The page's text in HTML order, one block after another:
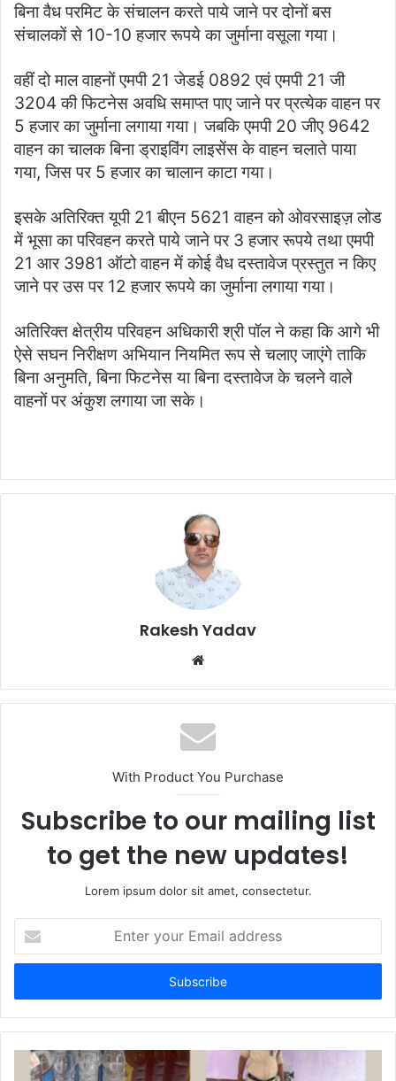
बिना वैध परमिट के संचालन करते पाये जाने पर दोनों बस
संचालकों से 10-10 हजार रूपये का जुर्माना वसूला गया।
वहीं दो माल वाहनों एमपी 21 जेडई 0892 एवं एमपी 21 जी
3204 की फिटनेस अवधि समाप्त पाए जाने पर प्रत्येक वाहन पर
5 हजार का जुर्माना लगाया गया। जबकि एमपी 20 जीए 9642
वाहन का चालक बिना ड्राइविंग लाइसेंस के वाहन चलाते पाया
गया, जिस पर 5 हजार का चालान काटा गया।
इसके अतिरिक्‍त यूपी 21 बीएन 5621 वाहन को ओवरसाइज़ लोड
में भूसा का परिवहन करते पाये जाने पर 3 हजार रूपये तथा एमपी
21 आर 3981 ऑटो वाहन में कोई वैध दस्तावेज प्रस्तुत न किए
जाने पर उस पर 12 हजार रूपये का जुर्माना लगाया गया।
अतिरिक्त क्षेत्रीय परिवहन अधिकारी श्री पॉल ने कहा कि आगे भी
ऐसे सघन निरीक्षण अभियान नियमित रूप से चलाए जाएंगे ताकि
बिना अनुमति, बिना फिटनेस या बिना दस्तावेज के चलने वाले
वाहनों पर अंकुश लगाया जा सके।
Rakesh Yadav
b
s
i
e
With Product You Purchase
Subscribe to our mailing list
to get the new updates!
Lorem ipsum dolor sit amet, consectetur.
t
r
y